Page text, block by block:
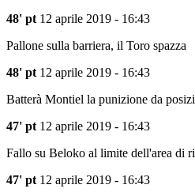
48' pt 12 aprile 2019 - 16:43
Pallone sulla barriera, il Toro spazza
48' pt 12 aprile 2019 - 16:43
Batterà Montiel la punizione da
47' pt 12 aprile 2019 - 16:43
Fallo su Beloko al limite dell'area di
47' pt 12 aprile 2019 - 16:43